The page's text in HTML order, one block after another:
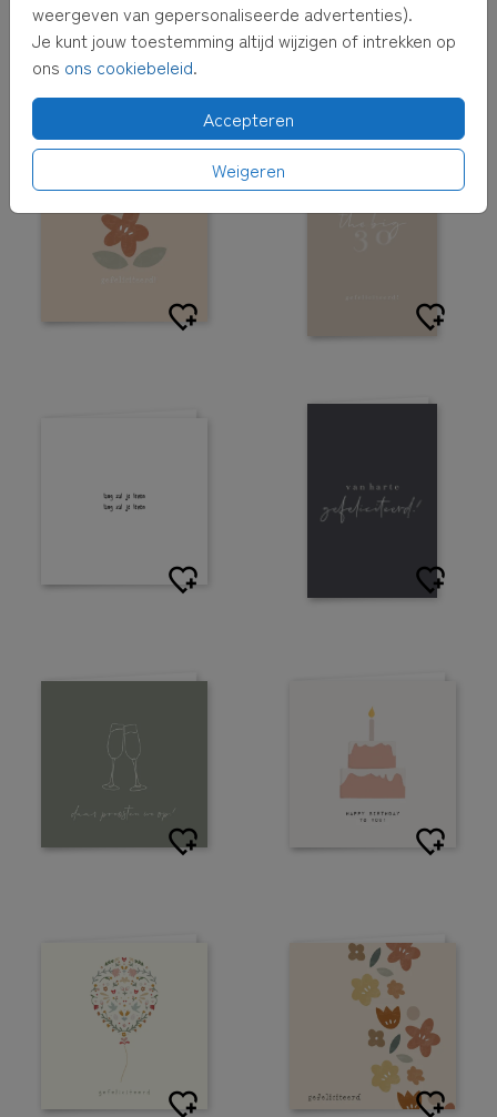
weergeven van gepersonaliseerde advertenties).
Je kunt jouw toestemming altijd wijzigen of intrekken op
ons ons cookiebeleid.
Accepteren
Weigeren